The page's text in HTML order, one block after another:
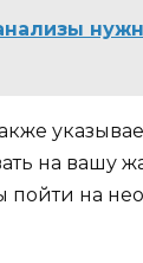
на вашу
пойти на